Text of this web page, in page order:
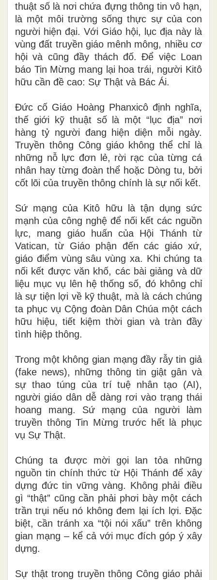
thuật số là nơi chứa đựng thông tin vô hạn,
là một môi trường sống thực sự của con
người hiện đại. Với Giáo hội, lục địa này là
vùng đất truyền giáo mênh mông, nhiều cơ
hội và cũng đầy thách đố. Để việc Loan
báo Tin Mừng mang lại hoa trái, người Kitô
hữu cần đề cao: Sự Thật và Bác Ái.
Đức cố Giáo Hoàng Phanxicô định nghĩa,
thế giới kỹ thuật số là một “lục địa” nơi
hàng tỷ người đang hiện diện mỗi ngày.
Truyền thông Công giáo không thể chỉ là
những nỗ lực đơn lẻ, rời rạc của từng cá
nhân hay từng đoàn thể hoặc Dòng tu, bởi
cốt lõi của truyền thông chính là sự nối kết.
Sứ mạng của Kitô hữu là tận dụng sức
mạnh của công nghệ để nối kết các nguồn
lực, mang giáo huấn của Hội Thánh từ
Vatican, từ Giáo phận đến các giáo xứ,
giáo điểm vùng sâu vùng xa. Khi chúng ta
nối kết được văn khố, các bài giảng và dữ
liệu mục vụ lên hệ thống số, đó không chỉ
là sự tiện lợi về kỹ thuật, mà là cách chúng
ta phục vụ Cộng đoàn Dân Chúa một cách
hữu hiệu, tiết kiệm thời gian và tràn đầy
tình hiệp thông.
Trong một không gian mạng đầy rẫy tin giả
(fake news), những thông tin giật gân và
sự thao túng của trí tuệ nhân tạo (AI),
người giáo dân dễ dàng rơi vào trạng thái
hoang mang. Sứ mạng của người làm
truyền thông Tin Mừng trước hết là phục
vụ Sự Thật.
Chúng ta được mời gọi lan tỏa những
nguồn tin chính thức từ Hội Thánh để xây
dựng đức tin vững vàng. Không phải điều
gì “thật” cũng cần phải phơi bày một cách
trần trụi nếu nó không đem lại ích lợi. Đặc
biệt, cần tránh xa “tội nói xấu” trên không
gian mạng – kể cả với mục đích góp ý xây
dựng.
Sự thật trong truyền thông Công giáo phải